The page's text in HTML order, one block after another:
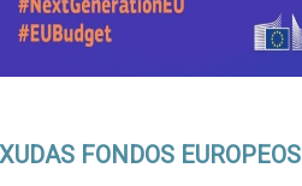
FONDOS EUROPEOS